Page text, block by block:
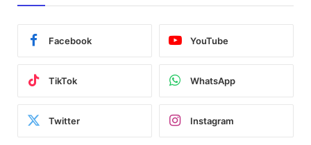
Facebook YouTube
TikTok WhatsApp
Twitter Instagram